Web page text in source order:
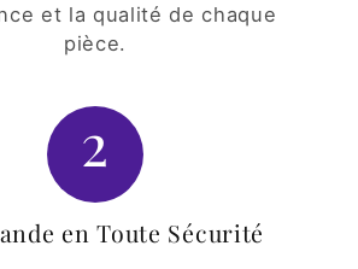
et la qualité de chaque
pièce.
2
en Toute Sécurité